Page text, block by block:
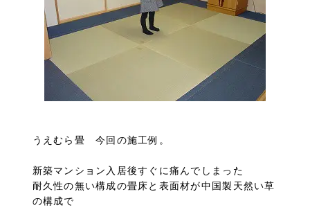
うえむら畳 今回の施工例。
新築マンション入居後すぐに痛んでしまった
耐久性の無い構成の畳床と表面材が中国製天然い草
の構成で